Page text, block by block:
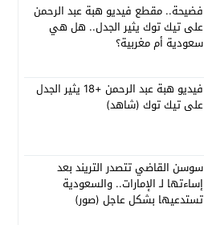
فضيحة.. مقطع فيديو هبة عبد الرحمن
على تيك توك يثير الجدل.. هل هي
سعودية أم مغربية؟
فيديو هبة عبد الرحمن +18 يثير الجدل
على تيك توك (شاهد)
سوسن القاضي تتصدر التريند بعد
إساءتها لـ الإمارات.. والسعودية
تستدعيها بشكل عاجل (صور)